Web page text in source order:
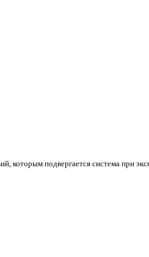
которым подвергается система при